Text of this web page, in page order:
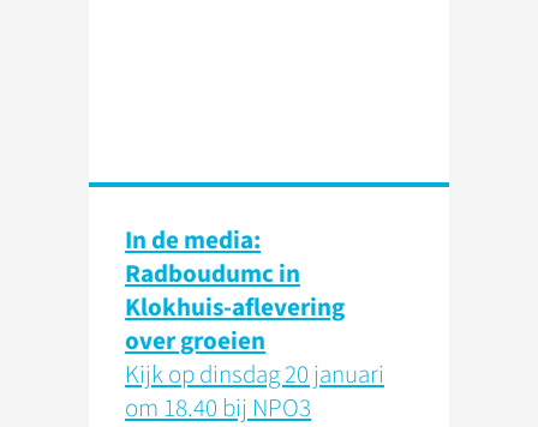
In de media:
Radboudumc in
Klokhuis-aflevering
over groeien
Kijk op dinsdag 20 januari
om 18.40 bij NPO3